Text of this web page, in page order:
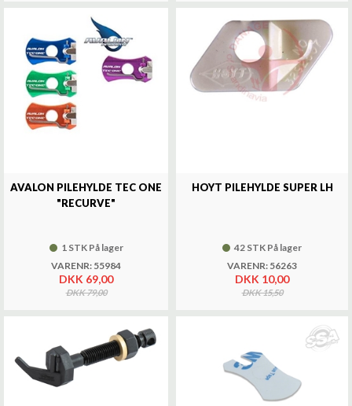
AVALON PILEHYLDE TEC ONE
"RECURVE"
1 STK På lager
VARENR: 55984
DKK 69,00
DKK 79,00
HOYT PILEHYLDE SUPER LH
42 STK På lager
VARENR: 56263
DKK 10,00
DKK 15,50